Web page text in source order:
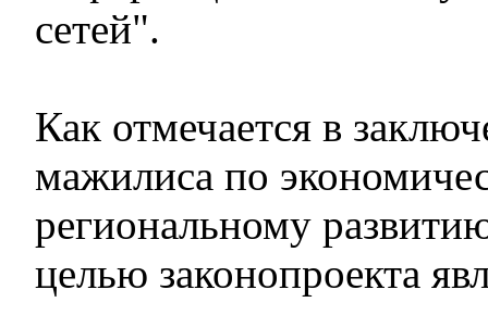
сетей".
Как отмечается в
мажилиса по
региональному
целью законопроекта